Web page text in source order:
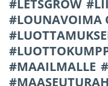
LETSGROW
LOUNAVOIMA
MAAILMALLE